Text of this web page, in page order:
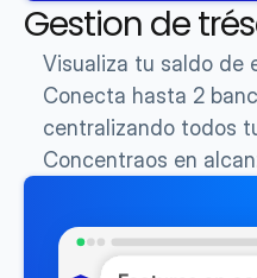
Gestion de
Visualiza tu saldo de
Conecta hasta 2
centralizando todos
Concentraos en